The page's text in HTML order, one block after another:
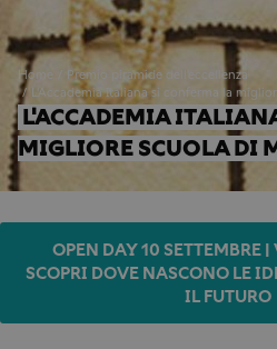
Home
Premio piramide dell'eccellenza
L'Accademia Italiana si conferma la
L'ACCADEMIA
MIGLIORE SCUOLA DI
OPEN DAY 10 SETTEMBRE
SCOPRI DOVE NASCONO LE
IL FUTURO